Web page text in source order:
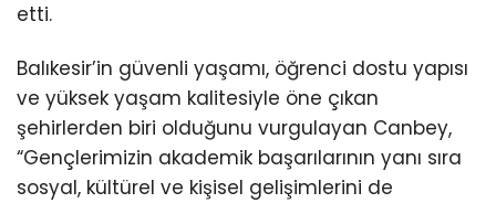
etti.
Balıkesir’in güvenli yaşamı, öğrenci dostu yapısı
ve yüksek yaşam kalitesiyle öne çıkan
şehirlerden biri olduğunu vurgulayan Canbey,
“Gençlerimizin akademik başarılarının yanı sıra
sosyal, kültürel ve kişisel gelişimlerini de